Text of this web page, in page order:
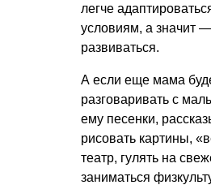
легче
условиям, а значит
развиваться.
А если еще мама
разговаривать с
ему песенки,
рисовать картины,
театр, гулять на
заниматься